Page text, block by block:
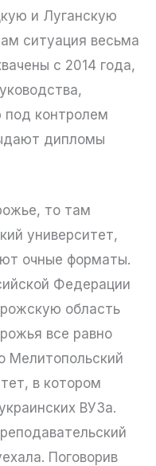
и Луганскую
ситуация весьма
с 2014 года,
под контролем
дипломы
то там
университет,
очные форматы.
Федерации
область
все равно
Мелитопольский
в котором
ВУЗа.
Поговорив